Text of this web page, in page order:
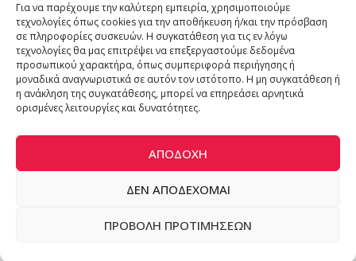
Για να παρέχουμε την καλύτερη εμπειρία, χρησιμοποιούμε
τεχνολογίες όπως cookies για την αποθήκευση ή/και την πρόσβαση
σε πληροφορίες συσκευών. Η συγκατάθεση για τις εν λόγω
τεχνολογίες θα μας επιτρέψει να επεξεργαστούμε δεδομένα
προσωπικού χαρακτήρα, όπως συμπεριφορά περιήγησης ή
μοναδικά αναγνωριστικά σε αυτόν τον ιστότοπο. Η μη συγκατάθεση ή
η ανάκληση της συγκατάθεσης, μπορεί να επηρεάσει αρνητικά
ορισμένες λειτουργίες και δυνατότητες.
ΑΠΟΔΟΧΉ
ΔΕΝ ΑΠΟΔΈΧΟΜΑΙ
ΠΡΟΒΟΛΉ ΠΡΟΤΙΜΉΣΕΩΝ
ΤΗΛΕΦΩΝΟ: +30 211 4021758
EMAIL:info@welldone.com.gr
ADS Solutions